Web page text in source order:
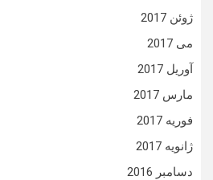
ژوئن 2017
می 2017
آوریل 2017
مارس 2017
فوریه 2017
ژانویه 2017
دسامبر 2016